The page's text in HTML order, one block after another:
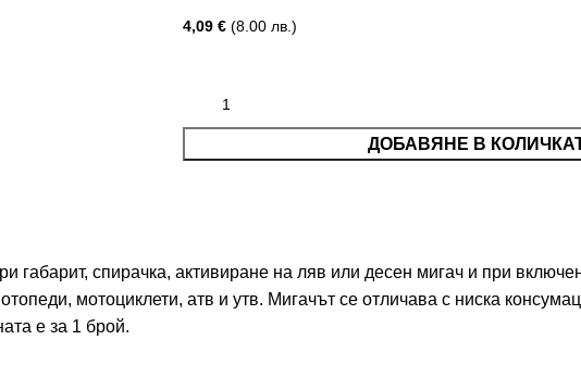
4,09 € (8.00 лв.)
ДОБАВЯНЕ В
габарит, спирачка, активиране на ляв или десен мигач и при
мотоциклети, атв и утв. Мигачът се отличава с ниска
е за 1 брой.